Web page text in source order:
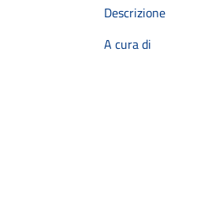
Descrizione
A cura di